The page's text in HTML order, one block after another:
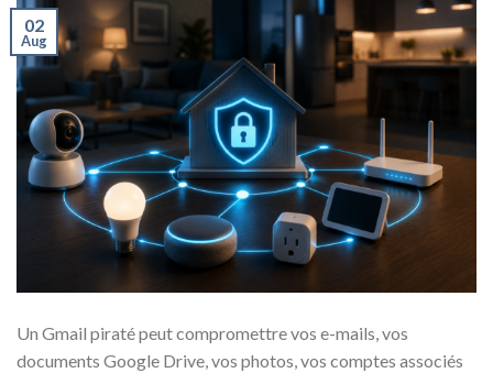
02
Aug
Un Gmail piraté peut compromettre vos e-mails, vos
documents Google Drive, vos photos, vos comptes associés